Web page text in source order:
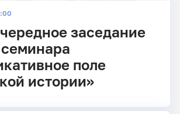
заседание
поле
истории»